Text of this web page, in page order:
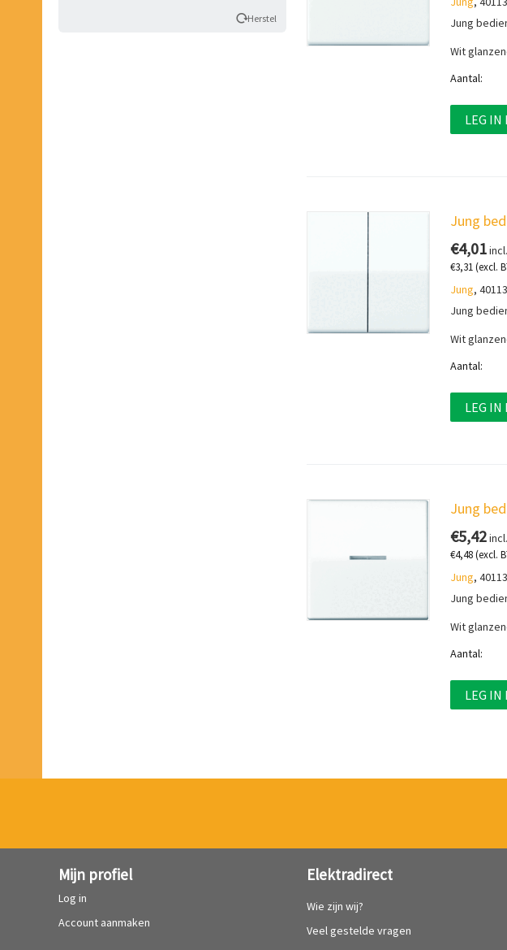
Herstel
Jung
Wit
Aantal:
LEG IN
Jung
€4,01
€3,31(excl.
Jung,
Jung
Wit
Aantal:
LEG IN
Jung
€5,42
€4,48(excl.
Jung,
Jung
Wit
Aantal:
LEG IN
Mijn profiel
Log in
Account aanmaken
Elektradirect
Wie zijn wij?
Veel gestelde vragen